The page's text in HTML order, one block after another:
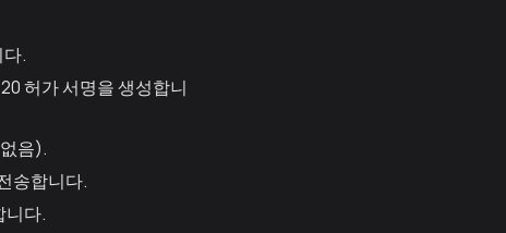
.
허가 서명을 생성합니
음).
송합니다.
니다.